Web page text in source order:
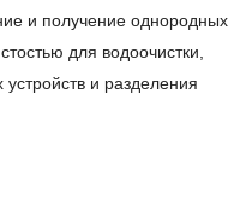
и получение однородных
для водоочистки,
и разделения